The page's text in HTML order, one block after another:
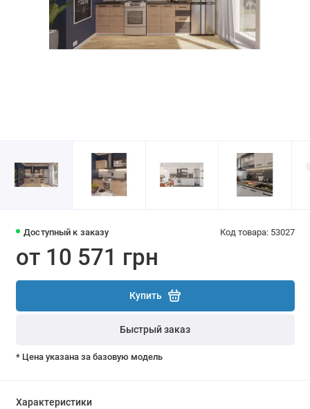
Доступный к заказу Код товара: 53027
от 10 571 грн
Купить
Быстрый заказ
* Цена указана за базовую модель
Характеристики